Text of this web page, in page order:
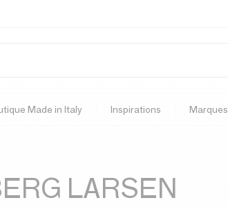
Made in Italy Inspirations Marques
LARSEN